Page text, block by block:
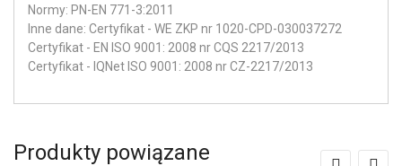
Normy: PN-EN 771-3:2011
Inne dane: Certyfikat - WE ZKP nr 1020-CPD-030037272
Certyfikat - EN ISO 9001: 2008 nr CQS 2217/2013
Certyfikat - IQNet ISO 9001: 2008 nr CZ-2217/2013
Produkty powiązane